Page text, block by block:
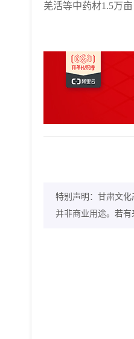
羌活等中药材1.5万
特别声明：甘肃文化
并非商业用途。若有